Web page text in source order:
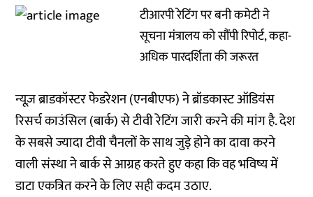
टीआरपी रेटिंग पर बनी कमेटी ने
सूचना मंत्रालय को सौंपी रिपोर्ट, कहा-
अधिक पारदर्शिता की जरूरत
न्यूज़ ब्राडकॉस्टर फेडरेशन (एनबीएफ) ने ब्रॉडकास्ट ऑडियंस
रिसर्च काउंसिल (बार्क) से टीवी रेटिंग जारी करने की मांग है. देश
के सबसे ज्यादा टीवी चैनलों के साथ जुड़े होने का दावा करने
वाली संस्था ने बार्क से आग्रह करते हुए कहा कि वह भविष्य में
डाटा एकत्रित करने के लिए सही कदम उठाए.